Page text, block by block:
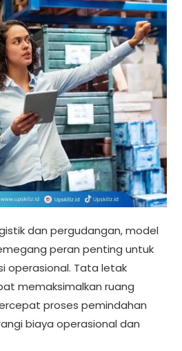
dan pergudangan, model
peran penting untuk
operasional. Tata letak
memaksimalkan ruang
proses pemindahan
biaya operasional dan